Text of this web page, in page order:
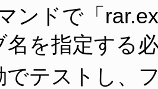
ンドで「
名を指定する
でテストし、